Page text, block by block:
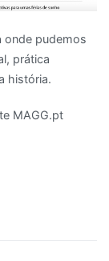
onde pudemos
prática
história.
MAGG.pt